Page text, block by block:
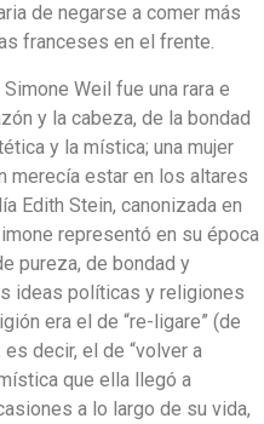
de negarse a comer más
franceses en el frente.
Weil fue una rara e
y la cabeza, de la bondad
y la mística; una mujer
merecía estar en los altares
Edith Stein, canonizada en
representó en su época
pureza, de bondad y
ideas políticas y religiones
era el de “re-ligare” (de
decir, el de “volver a
que ella llegó a
a lo largo de su vida,